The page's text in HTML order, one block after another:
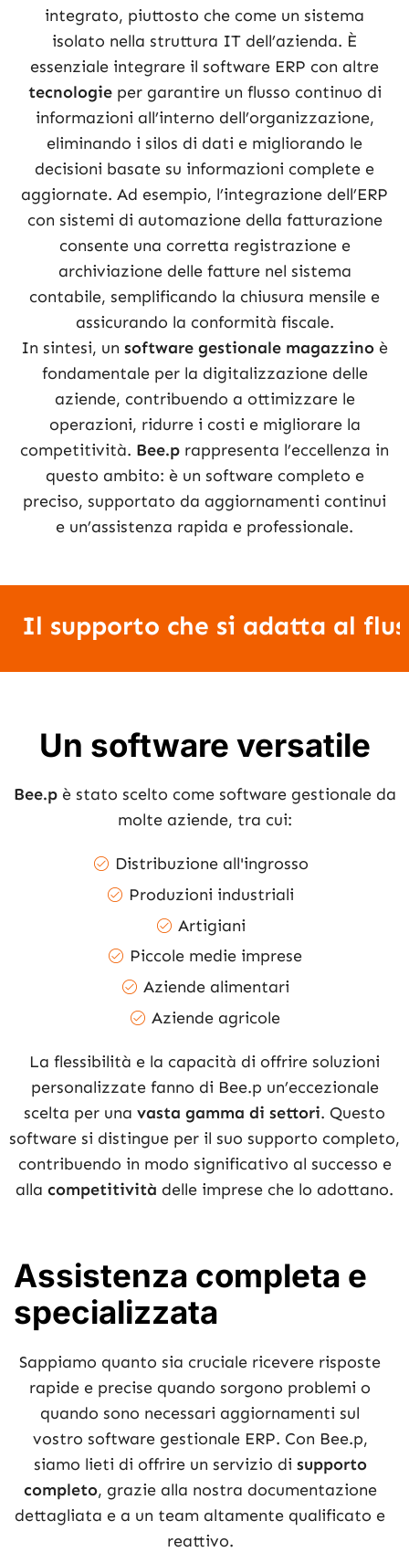
integrato, piuttosto che come un sistema
isolato nella struttura IT dell’azienda. È
essenziale integrare il software ERP con altre
tecnologieper garantire un flusso continuo di
informazioni all’interno dell’organizzazione,
eliminando i silos di dati e migliorando le
decisioni basate su informazioni complete e
aggiornate. Ad esempio, l’integrazione dell’ERP
con sistemi di automazione della fatturazione
consente una corretta registrazione e
archiviazione delle fatture nel sistema
contabile, semplificando la chiusura mensile e
assicurando la conformità fiscale.
In sintesi, un software gestionale magazzino è
fondamentale per la digitalizzazione delle
aziende, contribuendo a ottimizzare le
operazioni, ridurre i costi e migliorare la
competitività. Bee.p rappresenta l’eccellenza in
questo ambito: è un software completo e
preciso, supportato da aggiornamenti continui
e un’assistenza rapida e professionale.
Il supporto che si adatta al
Un software versatile
Bee.pè stato scelto come software gestionale da
molte aziende, tra cui:
La flessibilità e la capacità di offrire soluzioni
personalizzate fanno di Bee.p un’eccezionale
scelta per una vasta gamma di settori. Questo
software si distingue per il suo supporto completo,
contribuendo in modo significativo al successo e
alla competitività delle imprese che lo adottano.
Distribuzione all'ingrosso
Produzioni industriali
Artigiani
Piccole medie imprese
Aziende alimentari
Aziende agricole
Assistenza completa e
specializzata
Sappiamo quanto sia cruciale ricevere risposte
rapide e precise quando sorgono problemi o
quando sono necessari aggiornamenti sul
vostro software gestionale ERP. Con Bee.p,
siamo lieti di offrire un servizio di supporto
completo, grazie alla nostra documentazione
dettagliata e a un team altamente qualificato e
reattivo.